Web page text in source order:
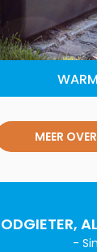
MEER
-